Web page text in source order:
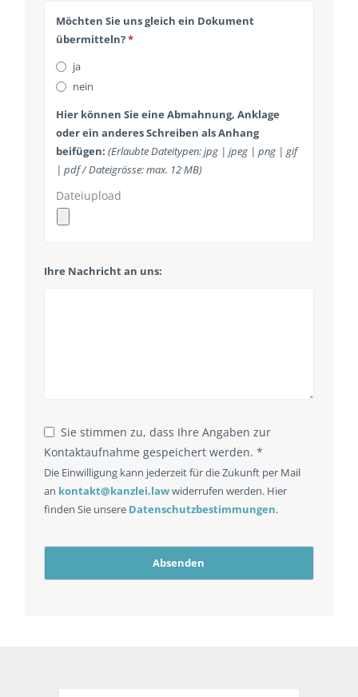
Möchten Sie uns gleich ein Dokument
übermitteln?*
ja
nein
Hier können Sie eine Abmahnung, Anklage
oder ein anderes Schreiben als Anhang
beifügen: (Erlaubte Dateitypen: jpg | jpeg | png | gif
| pdf / Dateigrösse: max. 12 MB)
Dateiupload
Phone
Ihre Nachricht an uns:
Sie stimmen zu, dass Ihre Angaben zur
Kontaktaufnahme gespeichert werden. *
Die Einwilligung kann jederzeit für die Zukunft per Mail
an kontakt@kanzlei.lawwiderrufen werden. Hier
finden Sie unsere Datenschutzbestimmungen.
Absenden